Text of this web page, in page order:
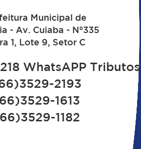
Municipal de
- Av. Cuiaba - N°335
1, Lote 9, Setor C
WhatsAPP Tributos
2193
1613
1182